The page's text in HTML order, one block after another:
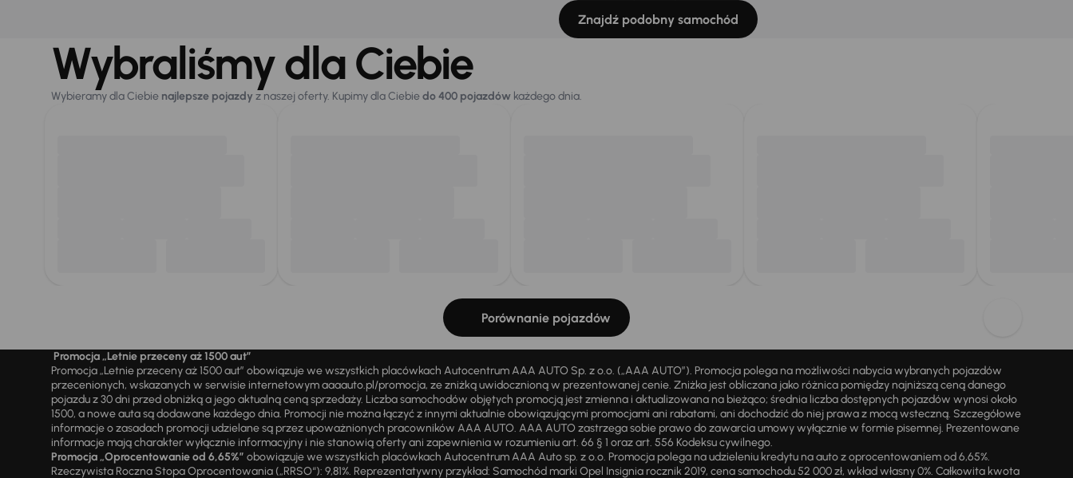
Znajdź podobny samochód
Wybraliśmy dla Ciebie
Wybieramy dla Ciebie najlepsze pojazdy z naszej oferty. Kupimy dla Ciebiedo 400 pojazdów każdego dnia.
Porównanie pojazdów
Promocja „Letnie przeceny aż 1500 aut”
Promocja „Letnie przeceny aż 1500 aut” obowiązuje we wszystkich placówkach Autocentrum AAA AUTO Sp. z o.o. („AAA AUTO”). Promocja polega na możliwości nabycia wybranych pojazdów
przecenionych, wskazanych w serwisie internetowym aaaauto.pl/promocja, ze zniżką uwidocznioną w prezentowanej cenie. Zniżka jest obliczana jako różnica pomiędzy najniższą ceną danego
pojazdu z 30 dni przed obniżką a jego aktualną ceną sprzedaży. Liczba samochodów objętych promocją jest zmienna i aktualizowana na bieżąco; średnia liczba dostępnych pojazdów wynosi około
1500, a nowe auta są dodawane każdego dnia. Promocji nie można łączyć z innymi aktualnie obowiązującymi promocjami ani rabatami, ani dochodzić do niej prawa z mocą wsteczną. Szczegółowe
informacje o zasadach promocji udzielane są przez upoważnionych pracowników AAA AUTO. AAA AUTO zastrzega sobie prawo do zawarcia umowy wyłącznie w formie pisemnej. Prezentowane
informacje mają charakter wyłącznie informacyjny i nie stanowią oferty ani zapewnienia w rozumieniu art. 66 § 1 oraz art. 556 Kodeksu cywilnego.
Promocja „Oprocentowanie od 6,65%” obowiązuje we wszystkich placówkach Autocentrum AAA Auto sp. z o.o. Promocja polega na udzieleniu kredytu na auto z oprocentowaniem od 6,65%.
Rzeczywista Roczna Stopa Oprocentowania („RRSO“): 9,81%. Reprezentatywny przykład: Samochód marki Opel Insignia rocznik 2019, cena samochodu 52 000 zł, wkład własny 0%. Całkowita kwota